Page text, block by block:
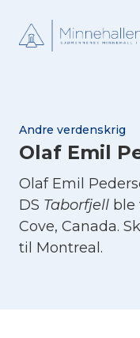
Andre verdenskrig
Olaf Emil
Olaf Emil
DS Taborfjell ble
Cove, Canada.
til Montreal.